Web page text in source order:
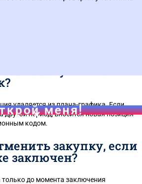
в предписании. Заказчик обязан
срок. Процедура та же: решение
корректировка плана-графика.
закупки на
удаляется из плана-графика. Если
другой период, вносится новая позиция
кодом.
закупку, если
заключен?
до момента заключения
меня!